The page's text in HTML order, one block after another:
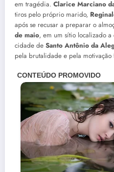
em tragédia. Clarice Marciano
tiros pelo próprio marido,
após se recusar a preparar o
de maio, em um sítio localizado
cidade de Santo Antônio da
pela brutalidade e pela motivação